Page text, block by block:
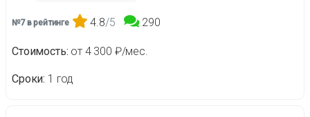
№7 в рейтинге 4.8/5 290
Стоимость от 4 300 ₽/мес.
Сроки 1 год